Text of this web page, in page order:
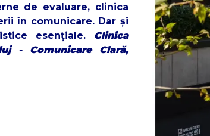
de evaluare, clinica
în comunicare. Dar și
esențiale. Clinica
- Comunicare Clară,